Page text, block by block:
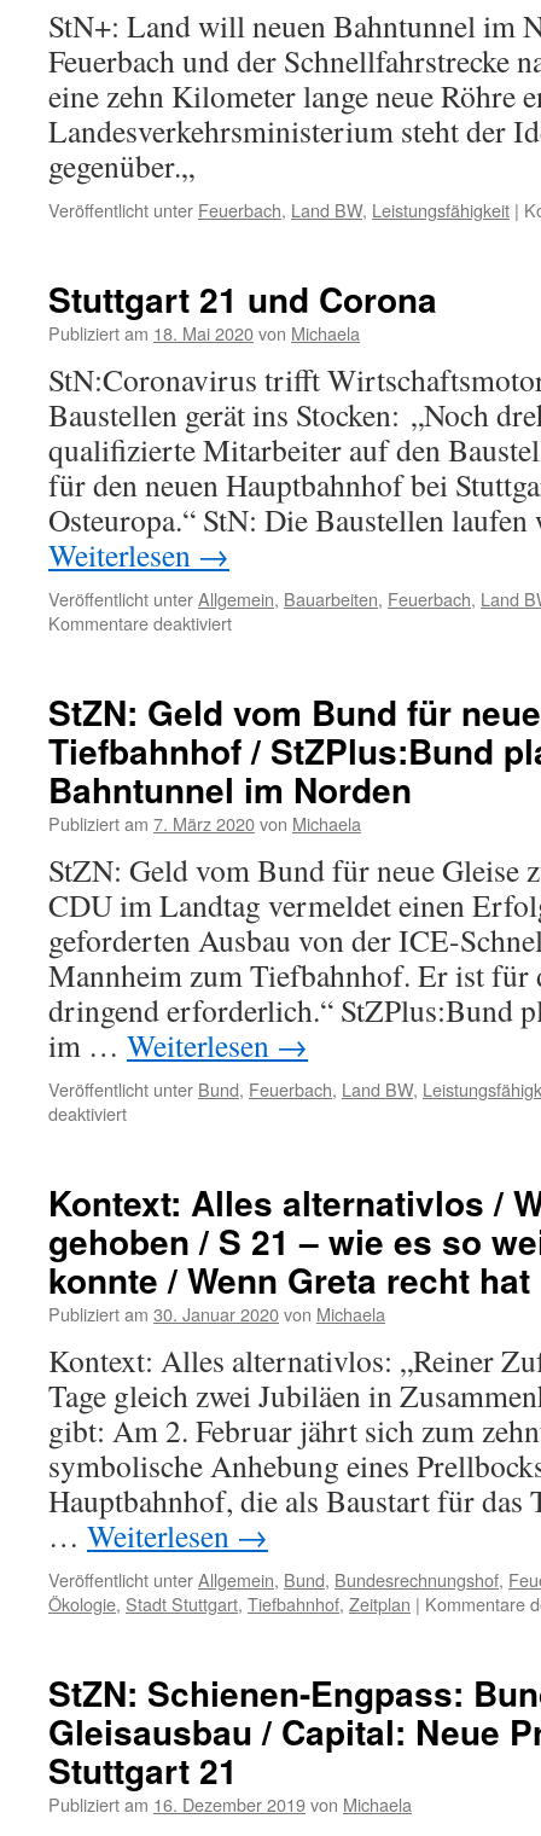
StN+: Land will neuen Bahntunnel im
Feuerbach und der Schnellfahrstrecke
eine zehn Kilometer lange neue Röhre
Landesverkehrsministerium steht der
gegenüber.„
Veröffentlicht unter Feuerbach, Land BW, Leistungsfähigkeit |
Stuttgart 21 und Corona
Publiziert am 18. Mai 2020von Michaela
StN:Coronavirus trifft
Baustellen gerät ins Stocken: „Noch
qualifizierte Mitarbeiter auf den
für den neuen Hauptbahnhof bei
Osteuropa.“ StN: Die Baustellen
Weiterlesen →
Veröffentlicht unterAllgemein, Bauarbeiten, Feuerbach, Land
Kommentare deaktiviert
StZN: Geld vom Bund für
Tiefbahnhof / StZPlus:Bund
Bahntunnel im Norden
Publiziert am 7. März 2020von Michaela
StZN: Geld vom Bund für neue Gleise
CDU im Landtag vermeldet einen
geforderten Ausbau von der ICE-
Mannheim zum Tiefbahnhof. Er ist für
dringend erforderlich.“ StZPlus:Bund
im … Weiterlesen →
Veröffentlicht unter Bund, Feuerbach, Land BW,
deaktiviert
Kontext: Alles alternativlos /
gehoben / S 21 – wie es so
konnte / Wenn Greta recht hat
Publiziert am 30. Januar 2020von Michaela
Kontext: Alles alternativlos: „Reiner
Tage gleich zwei Jubiläen in
gibt: Am 2. Februar jährt sich zum
symbolische Anhebung eines
Hauptbahnhof, die als Baustart für
… Weiterlesen →
Veröffentlicht unterAllgemein, Bund, Bundesrechnungshof,
Ökologie, Stadt Stuttgart, Tiefbahnhof, Zeitplan | Kommentare
StZN: Schienen-Engpass:
Gleisausbau / Capital: Neue
Stuttgart 21
Publiziert am 16. Dezember 2019von Michaela